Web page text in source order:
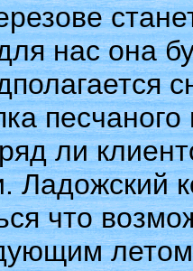
нас она
ли
Ладожский
что
летом